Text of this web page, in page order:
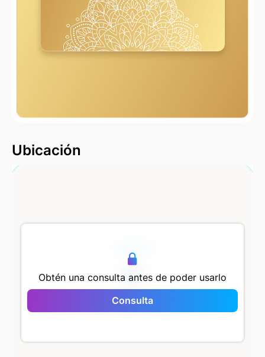
Ubicación
Obtén una consulta antes de poder usarlo
Consulta
Grand Tower Kartal